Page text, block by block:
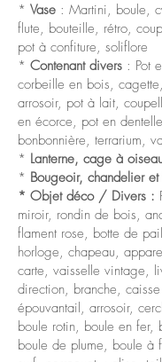
* Vase : Martini, boule,
flute, bouteille, rétro,
pot à confiture, soliflore
* Contenant divers : Pot
corbeille en bois,
arrosoir, pot à lait,
en écorce, pot en
bonbonnière, terrarium,
* Lanterne, cage à
* Bougeoir, chandelier et
* Objet déco / Divers :
miroir, rondin de bois,
flament rose, botte de
horloge, chapeau,
carte, vaisselle vintage,
direction, branche,
épouvantail, arrosoir,
boule rotin, boule en fer,
boule de plume, boule à